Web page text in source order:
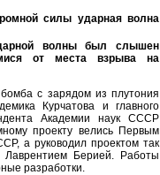
силы ударная волна
волны был слышен
от места взрыва на
с зарядом из плутония
Курчатова и главного
Академии наук СССР
проекту велись Первым
а руководил проектом так
Берией. Работы
разработки.